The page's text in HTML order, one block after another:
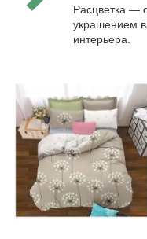
Расцветка —
украшением
интерьера.